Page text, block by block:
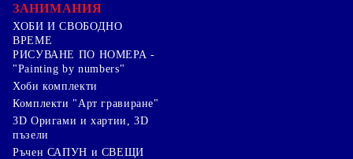
ЗАНИМАНИЯ
ХОБИ И СВОБОДНО
ВРЕМЕ
РИСУВАНЕ ПО НОМЕРА -
"Painting by numbers"
Хоби комплекти
Комплекти "Арт гравиране"
3D Оригами и хартии, 3D
пъзели
Ръчен САПУН и СВЕЩИ